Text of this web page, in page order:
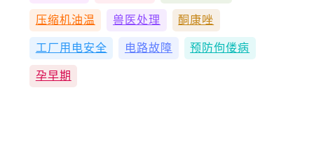
压缩机油温 兽医处理 酮康唑
工厂用电安全 电路故障 预防佝偻病
孕早期